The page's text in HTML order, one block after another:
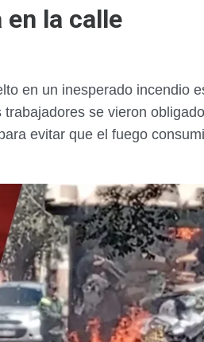
la calle
en un inesperado incendio
se vieron
evitar que el fuego